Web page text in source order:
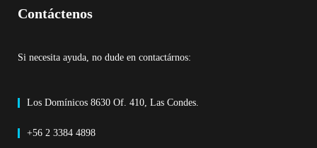
Contáctenos
Si necesita ayuda, no dude en contactárnos:
Los Domínicos 8630 Of. 410, Las Condes.
+56 2 3384 4898